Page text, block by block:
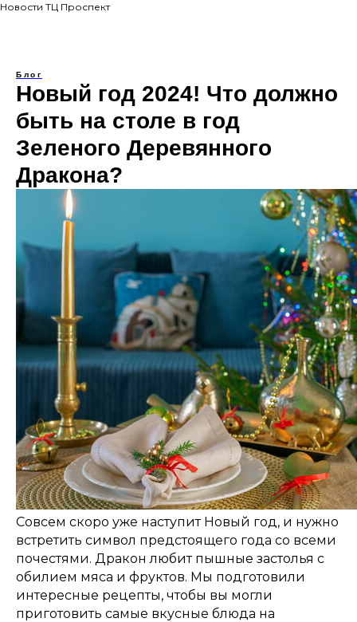
Новости ТЦ Проспект
Блог
Новый год 2024! Что должно
быть на столе в год
Зеленого Деревянного
Дракона?
Совсем скоро уже наступит Новый год, и нужно
встретить символ предстоящего года со всеми
почестями. Дракон любит пышные застолья с
обилием мяса и фруктов. Мы подготовили
интересные рецепты, чтобы вы могли
приготовить самые вкусные блюда на